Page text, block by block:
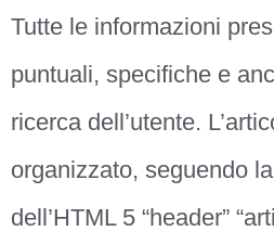
Tutte le informazioni
puntuali, specifiche e
ricerca dell’utente.
organizzato, seguendo
dell’HTML 5 “header”